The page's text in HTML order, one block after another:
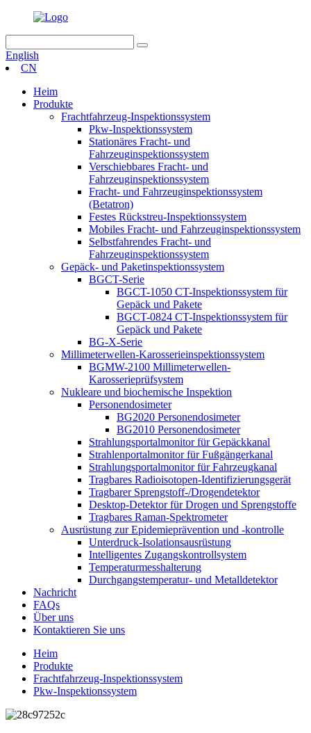
English
CN
Heim
Produkte
Frachtfahrzeug-Inspektionssystem
Pkw-Inspektionssystem
Stationäres Fracht- und
Fahrzeuginspektionssystem
Verschiebbares Fracht- und
Fahrzeuginspektionssystem
Fracht- und Fahrzeuginspektionssystem
(Betatron)
Festes Rückstreu-Inspektionssystem
Mobiles Fracht- und Fahrzeuginspektionssystem
Selbstfahrendes Fracht- und
Fahrzeuginspektionssystem
Gepäck- und Paketinspektionssystem
BGCT-Serie
BGCT-1050 CT-Inspektionssystem für
Gepäck und Pakete
BGCT-0824 CT-Inspektionssystem für
Gepäck und Pakete
BG-X-Serie
Millimeterwellen-Karosserieinspektionssystem
BGMW-2100 Millimeterwellen-
Karosserieprüfsystem
Nukleare und biochemische Inspektion
Personendosimeter
BG2020 Personendosimeter
BG2010 Personendosimeter
Strahlungsportalmonitor für Gepäckkanal
Strahlenportalmonitor für Fußgängerkanal
Strahlungsportalmonitor für Fahrzeugkanal
Tragbares Radioisotopen-Identifizierungsgerät
Tragbarer Sprengstoff-/Drogendetektor
Desktop-Detektor für Drogen und Sprengstoffe
Tragbares Raman-Spektrometer
Ausrüstung zur Epidemieprävention und -kontrolle
Unterdruck-Isolationsausrüstung
Intelligentes Zugangskontrollsystem
Temperaturmesshalterung
Durchgangstemperatur- und Metalldetektor
Nachricht
FAQs
Über uns
Kontaktieren Sie uns
Heim
Produkte
Frachtfahrzeug-Inspektionssystem
Pkw-Inspektionssystem